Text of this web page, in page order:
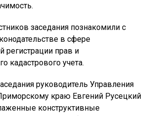
заседания познакомили с
в сфере
регистрации прав и
кадастрового учета.
руководитель Управления
краю Евгений Русецкий
конструктивные